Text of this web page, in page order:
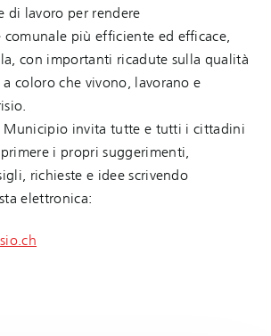
di lavoro per rendere
comunale più efficiente ed efficace,
con importanti ricadute sulla qualità
coloro che vivono, lavorano e
Municipio invita tutte e tutti i cittadini
i propri suggerimenti,
richieste e idee scrivendo
elettronica: